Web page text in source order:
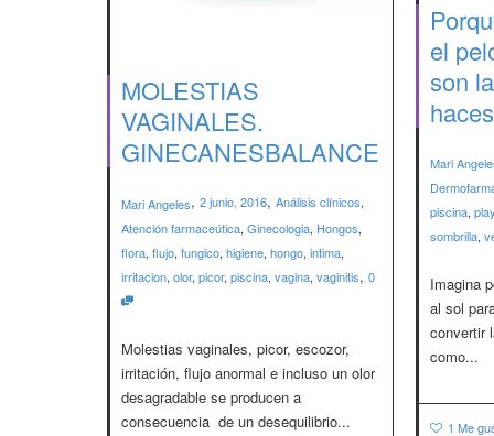
MOLESTIAS
VAGINALES.
GINECANESBALANCE
Mari Angeles, 2 junio, 2016, Análisis clínicos,
Atención farmaceútica, Ginecologia, Hongos,
flora, flujo, fungico, higiene, hongo, intima,
irritacion, olor, picor, piscina, vagina, vaginitis, 0
Molestias vaginales, picor, escozor,
irritación, flujo anormal e incluso un olor
desagradable se producen a
consecuencia de un desequilibrio...
el
son
haces
Mari
piscina,
sombrilla,
Imagina
al sol
convertir
como...
1 Me